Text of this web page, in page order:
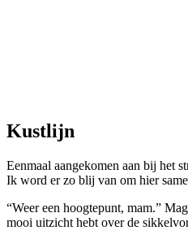
Kustlijn
Eenmaal aangekomen aan bij het
Ik word er zo blij van om hier
“Weer een hoogtepunt, mam.”
mooi uitzicht hebt over de